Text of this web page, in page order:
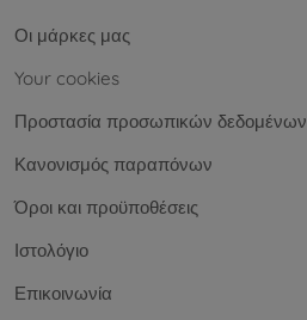
Οι μάρκες μας
Your cookies
Προστασία προσωπικών δεδομένων
Κανονισμός παραπόνων
Όροι και προϋποθέσεις
Ιστολόγιο
Επικοινωνία